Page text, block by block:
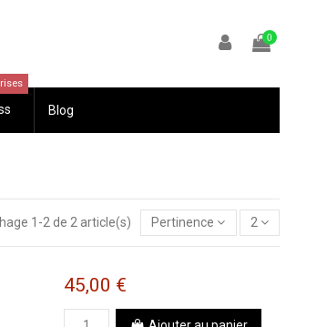
0
Blog
1-2 de 2 article(s) Pertinence 2
45,00 €